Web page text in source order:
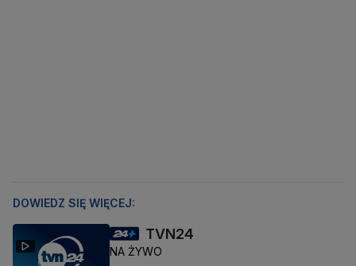
DOWIEDZ SIĘ WIĘCEJ:
TVN24
NA ŻYWO